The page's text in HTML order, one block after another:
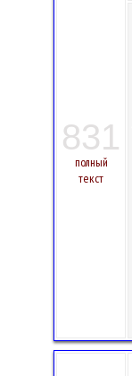
831
полный
текст